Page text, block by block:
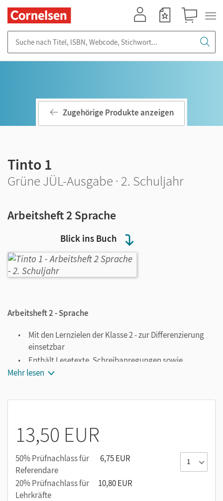
Blick ins Buch
Zugehörige Produkte anzeigen
Tinto 1
Grüne JÜL-Ausgabe · 2. Schuljahr
Arbeitsheft 2 Sprache
Arbeitsheft 2 - Sprache
Mit den Lernzielen der Klasse 2 - zur Differenzierung
einsetzbar
Enthält Lesetexte, Schreibanregungen sowie
Übungen zu den Lernbereichen Sprache und
Mehr lesen
13,50 EUR
50% Prüfnachlass für
Referendare
6,75 EUR
20% Prüfnachlass für
Lehrkräfte
10,80 EUR